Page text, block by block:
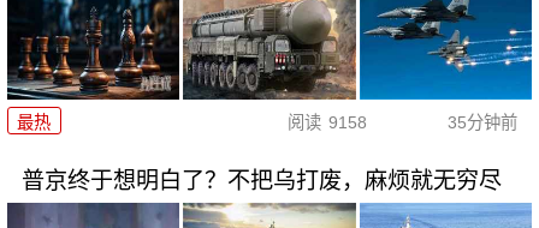
最热 阅读 9158 35分钟前
普京终于想明白了？不把乌打废，麻烦就无穷尽